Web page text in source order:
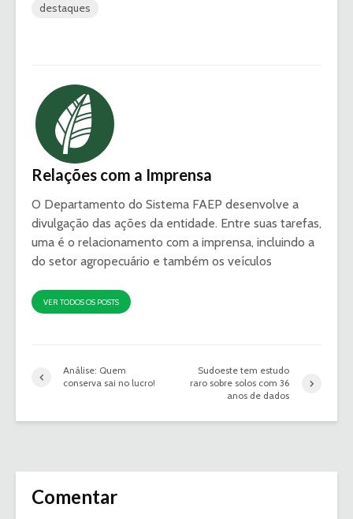
destaques
Relações com a Imprensa
O Departamento do Sistema FAEP desenvolve a
divulgação das ações da entidade. Entre suas tarefas,
uma é o relacionamento com a imprensa, incluindo a
do setor agropecuário e também os veículos
VER TODOS OS POSTS
Análise: Quem
conserva sai no lucro!
Sudoeste tem estudo
raro sobre solos com 36
anos de dados
Comentar